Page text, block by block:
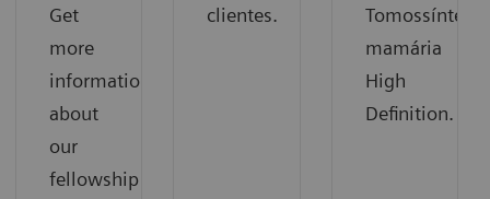
Get
more
information
about
our
fellowship
clientes.
Tomossíntese
mamária
High
Definition.